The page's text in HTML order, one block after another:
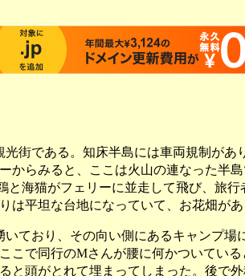
街である。知床半島には車両規制が
からみると、ここは火山の連なった半
海猫がフェリーに並走して飛び、旅
平坦な台地になっていて、お花畑が
ており、その向い側にあるキャンプ
こで同行のMさんが腰に何かついてい
と頭がとれて埋まってしまった。後で